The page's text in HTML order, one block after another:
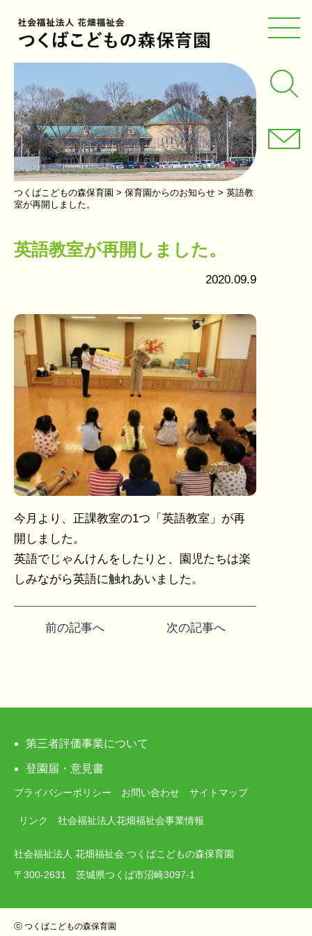
つくばこどもの森保育園 > 保育園からのお知らせ > 英語教
室が再開しました。
英語教室が再開しました。
2020.09.9
今月より、正課教室の1つ「英語教室」が再
開しました。
英語でじゃんけんをしたりと、園児たちは楽
しみながら英語に触れあいました。
ビ
ゲ
ー
シ
ョ
ン
前の記事へ 次の記事へ
第三者評価事業について
登園届・意見書
プライバシーポリシー お問い合わせ サイトマップ
リンク 社会福祉法人花畑福祉会事業情報
社会福祉法人 花畑福祉会 つくばこどもの森保育園
〒300-2631 茨城県つくば市沼崎3097-1
ⓒ つくばこどもの森保育園